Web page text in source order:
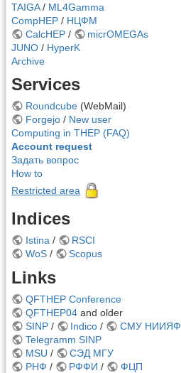
TAIGA/ ML4Gamma
CompHEP / НЦФМ
CalcHEP/
micrOMEGAs
JUNO / HyperK
Archive
Services
Roundcube(WebMail)
Forgejo/ New user
Computing in THEP (FAQ)
Account request
Задать вопрос
How to
Restricted area
Indices
Istina /
RSCI
WoS/ Scopus
Links
QFTHEP Conference
QFTHEP04and older
SINP/ Indico /
СМУ НИИЯФ
Telegramm SINP
MSU /
СЭД МГУ
РНФ / РФФИ /
ФЦП